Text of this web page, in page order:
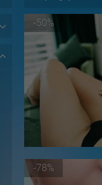
-50%
-78%